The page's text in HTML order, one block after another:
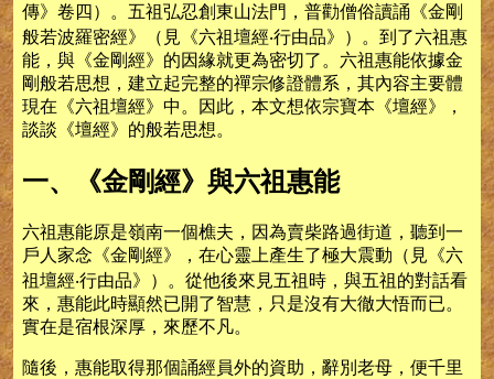
傳》卷四）。五祖弘忍創東山法門，普勸僧俗讀誦《金剛
般若波羅密經》（見《六祖壇經‧行由品》）。到了六祖惠
能，與《金剛經》的因緣就更為密切了。六祖惠能依據金
剛般若思想，建立起完整的禪宗修證體系，其內容主要體
現在《六祖壇經》中。因此，本文想依宗寶本《壇經》，
談談《壇經》的般若思想。
一、《金剛經》與六祖惠能
六祖惠能原是嶺南一個樵夫，因為賣柴路過街道，聽到一
戶人家念《金剛經》，在心靈上產生了極大震動（見《六
祖壇經‧行由品》）。從他後來見五祖時，與五祖的對話看
來，惠能此時顯然已開了智慧，只是沒有大徹大悟而已。
實在是宿根深厚，來歷不凡。
隨後，惠能取得那個誦經員外的資助，辭別老母，便千里